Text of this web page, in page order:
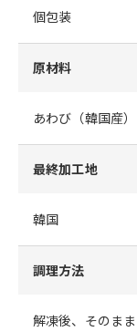
個包装
原材料
あわび（韓国産）
最終加工地
韓国
調理方法
解凍後、そのま